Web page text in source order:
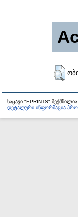
საცავი "EPRINTS"
დეტალური ინფორმაცია